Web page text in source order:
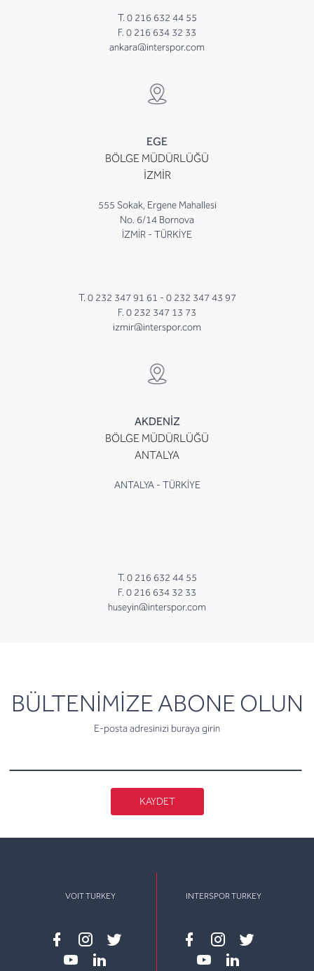
T. 0 216 632 44 55
F. 0 216 634 32 33
ankara@interspor.com
EGE
BÖLGE MÜDÜRLÜĞÜ
İZMİR
555 Sokak, Ergene Mahallesi
No. 6/14 Bornova
İZMİR - TÜRKİYE
T. 0 232 347 91 61 - 0 232 347 43 97
F. 0 232 347 13 73
izmir@interspor.com
AKDENİZ
BÖLGE MÜDÜRLÜĞÜ
ANTALYA
ANTALYA - TÜRKİYE
T. 0 216 632 44 55
F. 0 216 634 32 33
huseyin@interspor.com
BÜLTENİMİZE ABONE OLUN
E-posta adresinizi buraya girin
newsletter
KAYDET
VOIT TURKEY
Facebook
instagram
twitter
INTERSPOR TURKEY
Facebook
instagram
twitter